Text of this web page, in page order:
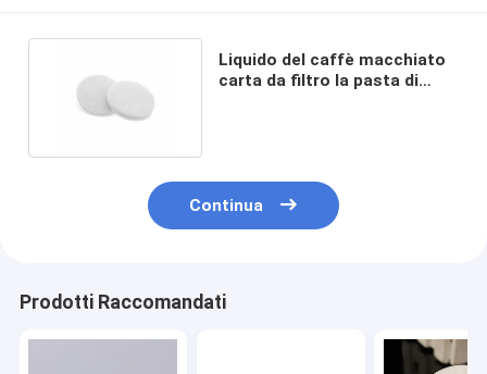
Liquido del caffè macchiato
carta da filtro la pasta di
Continua
Prodotti Raccomandati